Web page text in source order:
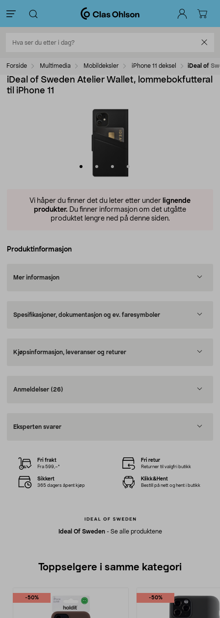
Forside Multimedia Mobildeksler iPhone 11 deksel iDeal of
iDeal of Sweden Atelier Wallet, lommebokfutteral
til iPhone 11
Vi håper du finner det du leter etter under lignende
produkter. Du finner informasjon om det utgåtte
produktet lengre ned på denne siden.
Produktinformasjon
Mer informasjon
Spesifikasjoner, dokumentasjon og ev. faresymboler
Kjøpsinformasjon, leveranser og returer
Anmeldelser (26)
Eksperten svarer
Ideal Of Sweden- Se alle produktene
Fri frakt
Fra 599,–*
Fri retur
Returner til valgfri butikk
Sikkert
365 dagers åpent kjøp
Klikk&Hent
Bestill på nett og hent i butikk
Toppselgere i samme kategori
-50% -50%